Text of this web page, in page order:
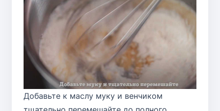
Добавьте к маслу муку и венчиком